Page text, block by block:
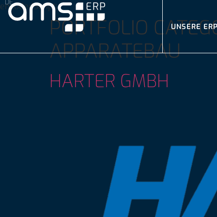
encodedScript:
UNSERE
PORTFOLIO
APPARATEBAU
HARTER GMBH